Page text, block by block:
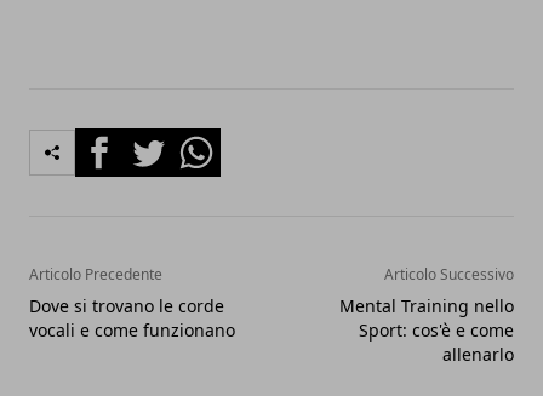
FacebookTwitterWhatsapp
Articolo Precedente
Dove si trovano le corde
vocali e come funzionano
Articolo Successivo
Mental Training nello
Sport: cos'è e come
allenarlo